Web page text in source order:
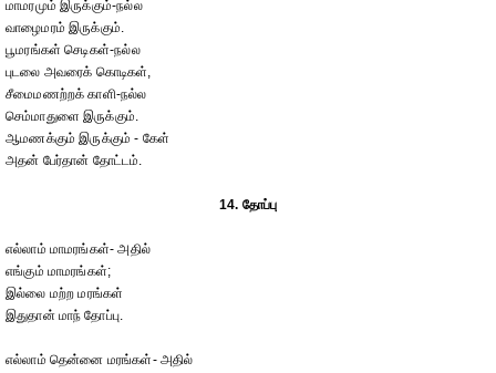
மாமரமும் இருக்கும்-நல்ல
வாழைமரம் இருக்கும்.
பூமரங்கள் செடிகள்-நல்ல
புடலை அவரைக் கொடிகள்,
சீமைமணற்றக் காளி-நல்ல
செம்மாதுளை இருக்கும்.
ஆமணக்கும் இருக்கும் - கேள்
அதன் பேர்தான் தோட்டம்.
14. தோப்பு
எல்லாம் மாமரங்கள்- அதில்
எங்கும் மாமரங்கள்;
இல்லை மற்ற மரங்கள்
இதுதான் மாந் தோப்பு.
எல்லாம் தென்னை மரங்கள்- அதில்